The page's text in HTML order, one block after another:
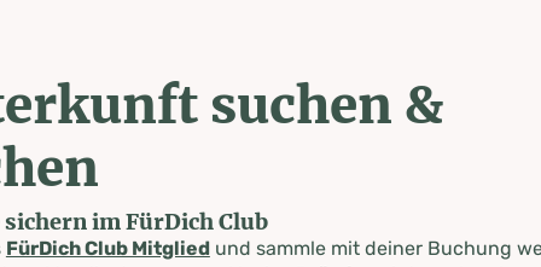
suchen &
im FürDich Club
FürDich Club Mitgliedund sammle mit deiner Buchung